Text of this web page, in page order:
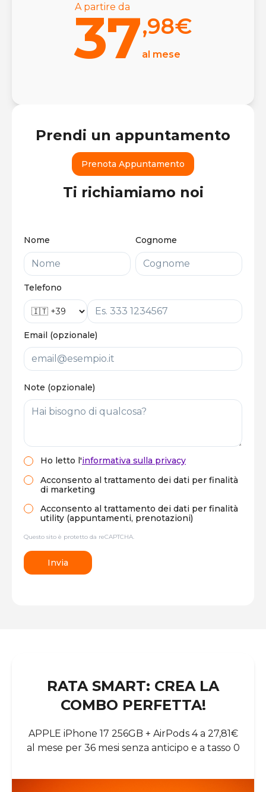
A partire da
37,98€
al mese
Prendi un appuntamento
Prenota Appuntamento
Ti richiamiamo noi
Nome Cognome
Telefono
Email (opzionale)
Note (opzionale)
Ho letto l'informativa sulla privacy
Acconsento al trattamento dei dati per finalità
di marketing
Acconsento al trattamento dei dati per finalità
utility (appuntamenti, prenotazioni)
Questo sito è protetto da reCAPTCHA.
Invia
RATA SMART: CREA LA
COMBO PERFETTA!
APPLE iPhone 17 256GB + AirPods 4 a 27,81€
al mese per 36 mesi senza anticipo e a tasso 0